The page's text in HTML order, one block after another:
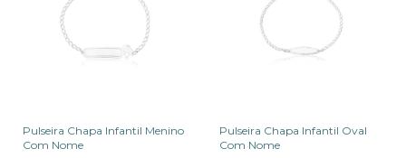
Pulseira Chapa Infantil Menino
Com Nome
Pulseira Chapa Infantil Oval
Com Nome